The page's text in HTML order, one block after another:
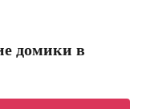
домики в